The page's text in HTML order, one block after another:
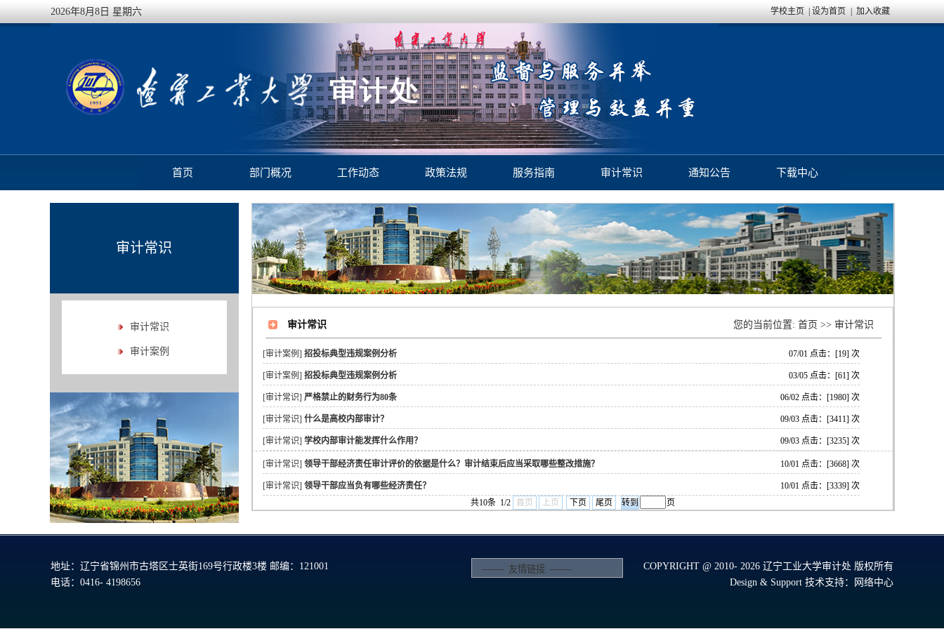
2026年8月8日 星期六 学校主页 设为首页 加入收藏
首页 部门概况 工作动态 政策法规 服务指南 审计常识 通知公告 下载中心
审计常识
审计常识
审计案例
审计常识 您的当前位置: 首页 >> 审计常识
[审计案例] 招投标典型违规案例分析 07/01 点击：[19] 次
[审计案例] 招投标典型违规案例分析 03/05 点击：[61] 次
[审计常识] 严格禁止的财务行为80条 06/02 点击：[1980] 次
[审计常识] 什么是高校内部审计？ 09/03 点击：[3411] 次
[审计常识] 学校内部审计能发挥什么作用？ 09/03 点击：[3235] 次
[审计常识] 领导干部经济责任审计评价的依据是什么？审计结束后应当采取哪些整改措施？ 10/01 点击：[3668] 次
[审计常识] 领导干部应当负有哪些经济责任？ 10/01 点击：[3339] 次
共10条 1/2
首页 上页 下页 尾页 页
地址：辽宁省锦州市古塔区士英街169号行政楼3楼 邮编：121001
电话：0416- 4198656
COPYRIGHT @ 2010- 2026 辽宁工业大学审计处 版权所有
Design & Support 技术支持：网络中心